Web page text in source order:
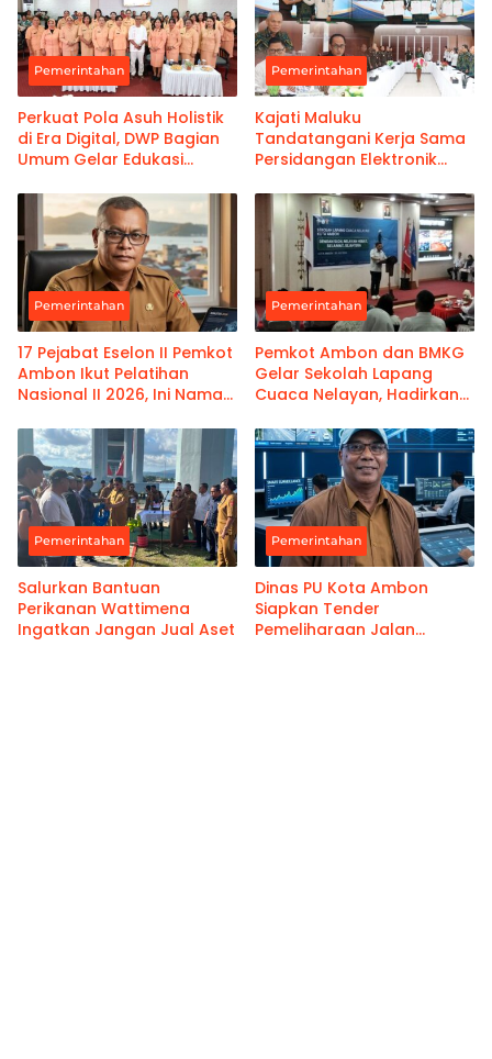
Pemerintahan
Perkuat Pola Asuh Holistik
di Era Digital, DWP Bagian
Umum Gelar Edukasi
Pemerintahan
Kajati Maluku
Tandatangani Kerja Sama
Persidangan Elektronik
Kanwil Pemasyarakatan
Maluku
Pemerintahan
17 Pejabat Eselon II Pemkot
Ambon Ikut Pelatihan
Nasional II 2026, Ini Nama-
Pemerintahan
Pemkot Ambon dan BMKG
Gelar Sekolah Lapang
Cuaca Nelayan, Hadirkan
Pemerintahan
Salurkan Bantuan
Perikanan Wattimena
Ingatkan Jangan Jual Aset
Pemerintahan
Dinas PU Kota Ambon
Siapkan Tender
Pemeliharaan Jalan